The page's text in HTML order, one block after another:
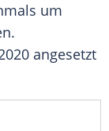
um
angesetzt